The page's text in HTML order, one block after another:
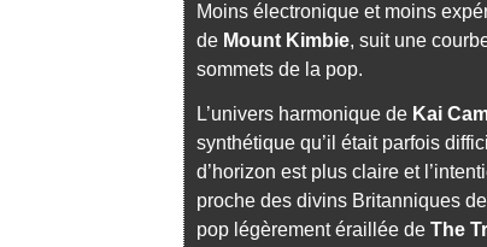
Moins électronique et moins
de Mount Kimbie, suit une
sommets de la pop.
L’univers harmonique de Kai
synthétique qu’il était parfois
d’horizon est plus claire et
proche des divins Britanniques de
pop légèrement éraillée de The